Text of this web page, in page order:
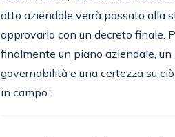
atto aziendale verrà passato alla
approvarlo con un decreto finale.
finalmente un piano aziendale,
governabilità e una certezza su
in campo”.